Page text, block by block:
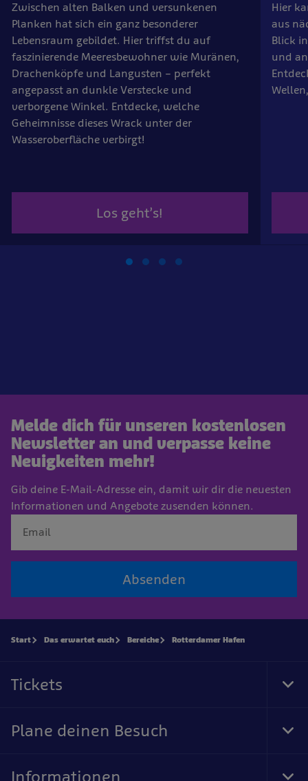
Zwischen alten Balken und versunkenen
Planken hat sich ein ganz besonderer
Lebensraum gebildet. Hier triffst du auf
faszinierende Meeresbewohner wie Muränen,
Drachenköpfe und Langusten – perfekt
angepasst an dunkle Verstecke und
verborgene Winkel. Entdecke, welche
Geheimnisse dieses Wrack unter der
Wasseroberfläche verbirgt!
Los geht’s!
Hier
aus
Blick
und
Melde dich für unseren kostenlosen
Newsletter an und verpasse keine
Neuigkeiten mehr!
Gib deine E-Mail-Adresse ein, damit wir dir die neuesten
Informationen und Angebote zusenden können.
Absenden
Start Das erwartet euch Bereiche Rotterdamer Hafen
Tickets
Plane deinen Besuch
Informationen